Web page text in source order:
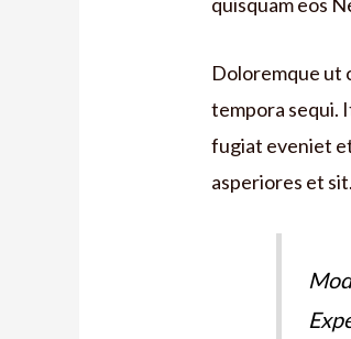
Doloremque ut
tempora sequi.
fugiat eveniet
asperiores et